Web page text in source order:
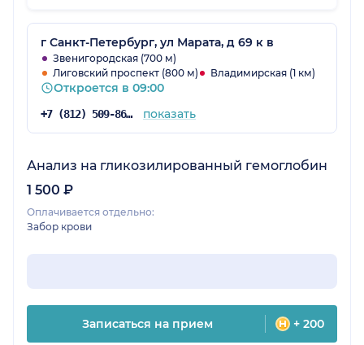
клинике.Цена как везде,не заметил большой
разницы.А вот качество оказываемых услуг-
хорошее. Скоро повторный приём у
Суладзе,думаю,не разочарует.
г Санкт-Петербург, ул Марата, д 69 к в
Звенигородская (700 м)
Лиговский проспект (800 м)
Владимирская (1 км)
Откроется в 09:00
+7 (812) 509-86-03 показать
Анализ на гликозилированный гемоглобин
1 500 ₽
Оплачивается отдельно:
Забор крови
Записаться на прием + 200